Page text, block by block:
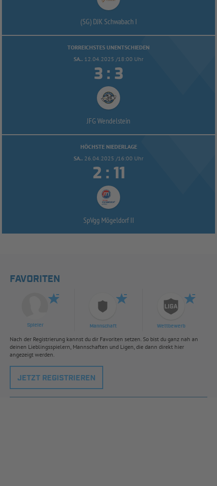
(SG) DJK Schwabach I
TORREICHSTES UNENTSCHIEDEN
SA.. 12.04.2025 /18:00 Uhr
 : 
JFG Wendelstein
HÖCHSTE NIEDERLAGE
SA.. 26.04.2025 /16:00 Uhr
 : 
SpVgg Mögeldorf II
FAVORITEN
Spieler Mannschaft Wettbewerb
Nach der Registrierung kannst du dir Favoriten setzen. So bist du ganz nah an
deinen Lieblingsspielern, Mannschaften und Ligen, die dann direkt hier
angezeigt werden.
JETZT REGISTRIEREN